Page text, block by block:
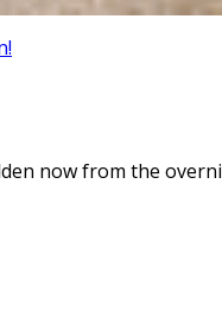
now from the